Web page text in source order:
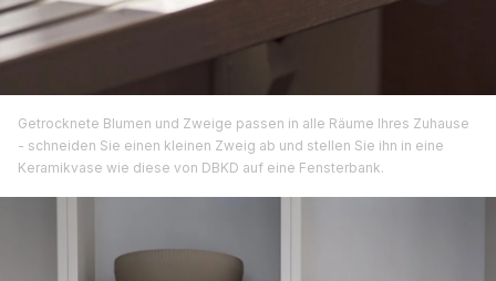
Getrocknete Blumen und Zweige passen in alle Räume Ihres Zuhause
- schneiden Sie einen kleinen Zweig ab und stellen Sie ihn in eine
Keramikvase wie diese von DBKD auf eine Fensterbank.